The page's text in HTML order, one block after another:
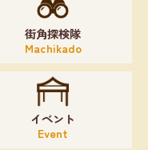
街角探検隊
Machikado
イベント
Event